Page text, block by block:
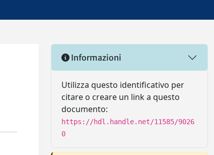
Informazioni
Utilizza questo identificativo per
citare o creare un link a questo
documento:
https://hdl.handle.net/11585/9026
0